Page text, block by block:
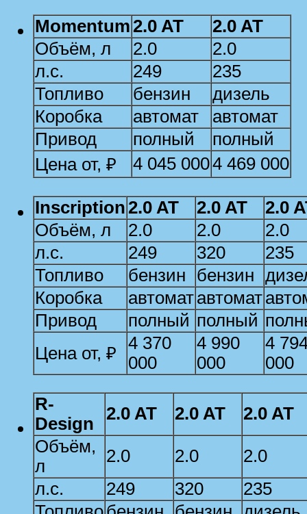
Momentum 2.0 AT
2.0 AT
Объём, л
2.0
2.0
л.с.
249
235
Топливо
бензин
дизель
Коробка
автомат
автомат
Привод
полный
полный
Цена от, ₽
4 045 0004 469 000
Inscription 2.0 AT 2.0 AT
2.0
Объём, л
2.0 2.0
2.0
л.с.
249 320
235
Топливо
бензин бензин
Коробка
автоматавтомат
Привод
полный полный
Цена от, ₽
4 370
000
4 990
000
4
000
R-
Design
2.0 AT 2.0 AT
2.0 AT
Объём,
л
2.0 2.0
2.0
л.с.
249 320
235